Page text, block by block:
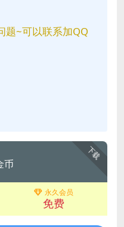
题~可以联系加QQ
下载
币
永久会员
免费